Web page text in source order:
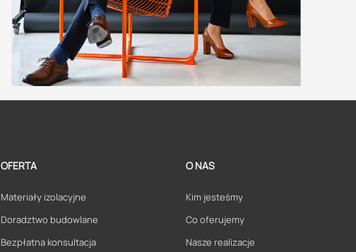
OFERTA
Materiały izolacyjne
Doradztwo budowlane
Bezpłatna konsultacja
O NAS
Kim jesteśmy
Co oferujemy
Nasze realizacje